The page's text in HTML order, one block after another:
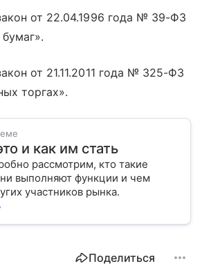
от 22.04.1996 года № 39-ФЗ
от 21.11.2011 года № 325-ФЗ
торгах».
и как им стать
рассмотрим, кто такие
выполняют функции и чем
участников рынка.
Поделиться